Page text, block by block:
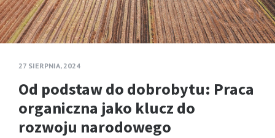
27 SIERPNIA, 2024
Od podstaw do dobrobytu: Praca
organiczna jako klucz do
rozwoju narodowego